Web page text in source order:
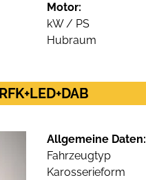
Motor:
kW / PS
Hubraum
Allgemeine Daten:
Fahrzeugtyp
Karosserieform